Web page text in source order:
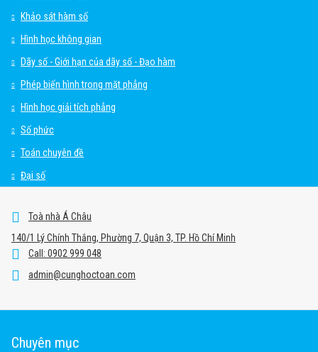
Khảo sát hàm số
Hình học không gian
Dãy số - Giới hạn của dãy số - Đạo hàm
Phép biến hình trong mặt phẳng
Hình học giải tích phẳng
Số phức
Toán chuyên đề
Đại số
Toà nhà Á Châu
140/1 Lý Chính Thắng, Phường 7, Quận 3, TP. Hồ Chí Minh
Call: 0902 999 048
admin@cunghoctoan.com
Chuyên mục